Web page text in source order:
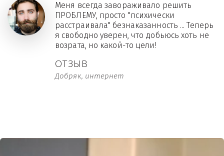
ОТЗЫВ
Добряк, интернет
Меня всегда завораживало решить
ПРОБЛЕМУ, просто "психически
расстраивала" безнаказанность ... Теперь
я свободно уверен, что добьюсь хоть не
возрата, но какой-то цели!